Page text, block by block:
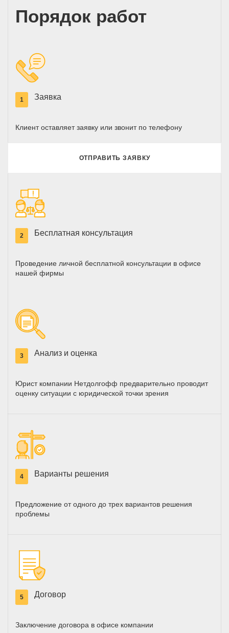
Порядок работ
1 Заявка
Клиент оставляет заявку или звонит по телефону
ОТПРАВИТЬ ЗАЯВКУ
2 Бесплатная консультация
Проведение личной бесплатной консультации в офисе
нашей фирмы
3 Анализ и оценка
Юрист компании Нетдолгофф предварительно проводит
оценку ситуации с юридической точки зрения
4 Варианты решения
Предложение от одного до трех вариантов решения
проблемы
5 Договор
Заключение договора в офисе компании